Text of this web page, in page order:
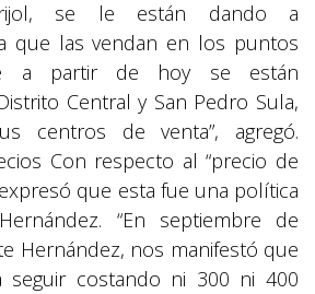
se le están dando a
que las vendan en los puntos
a partir de hoy se están
Central y San Pedro Sula,
centros de venta”, agregó.
Con respecto al “precio de
que esta fue una política
“En septiembre de
Hernández, nos manifestó que
costando ni 300 ni 400